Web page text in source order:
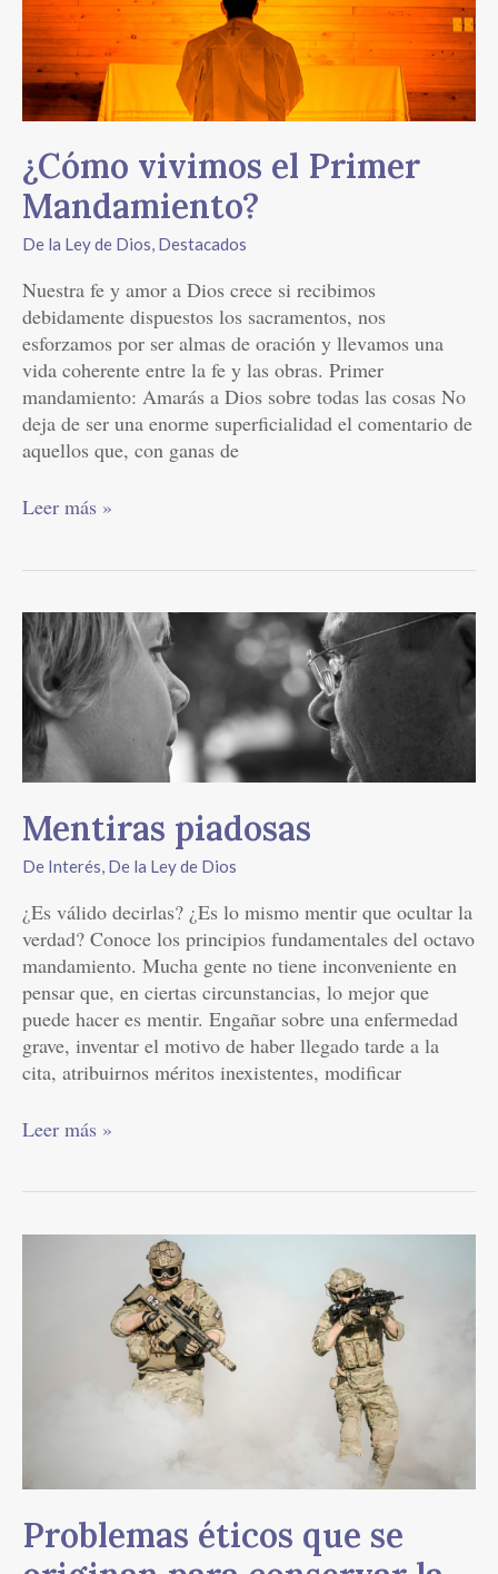
¿Cómo vivimos el Primer
Mandamiento?
De la Ley de Dios, Destacados
Nuestra fe y amor a Dios crece si recibimos
debidamente dispuestos los sacramentos, nos
esforzamos por ser almas de oración y llevamos una
vida coherente entre la fe y las obras. Primer
mandamiento: Amarás a Dios sobre todas las cosas No
deja de ser una enorme superficialidad el comentario de
aquellos que, con ganas de
Leer más »
Mentiras piadosas
De Interés, De la Ley de Dios
¿Es válido decirlas? ¿Es lo mismo mentir que ocultar la
verdad? Conoce los principios fundamentales del octavo
mandamiento. Mucha gente no tiene inconveniente en
pensar que, en ciertas circunstancias, lo mejor que
puede hacer es mentir. Engañar sobre una enfermedad
grave, inventar el motivo de haber llegado tarde a la
cita, atribuirnos méritos inexistentes, modificar
Mentiras
piadosas
Leer más »
Problemas éticos que se
ya